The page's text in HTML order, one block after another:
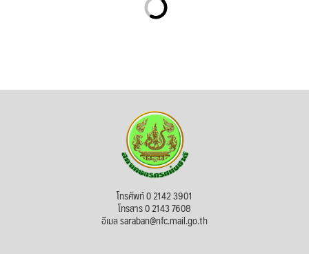
โทรศัพท์ 0 2142 3901
โทรสาร 0 2143 7608
อีเมล saraban@nfc.mail.go.th